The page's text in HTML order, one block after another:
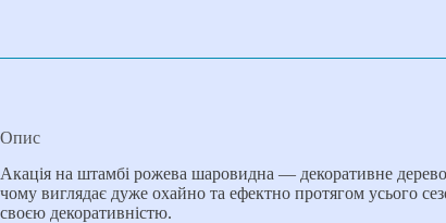
Опис
Акація на штамбі рожева шаровидна — декоративне
чому виглядає дуже охайно та ефектно протягом усього
своєю декоративністю.